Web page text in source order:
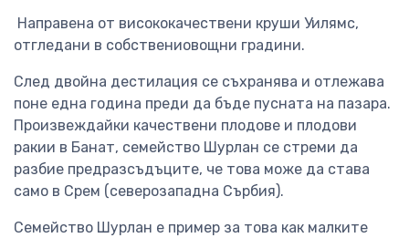
Направена от висококачествени круши Уилямс,
отгледани в собствениовощни градини.
След двойна дестилация се съхранява и отлежава
поне една година преди да бъде пусната на пазара.
Произвеждайки качествени плодове и плодови
ракии в Банат, семейство Шурлан се стреми да
разбие предразсъдъците, че това може да става
само в Срем (северозападна Сърбия).
Семейство Шурлан е пример за това как малките